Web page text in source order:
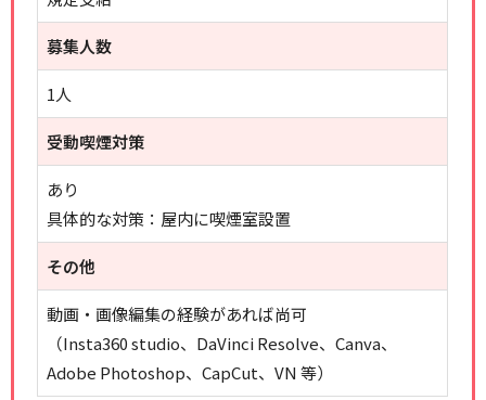
募集人数
1人
受動喫煙対策
あり
具体的な対策：屋内に喫煙室設置
その他
動画・画像編集の経験があれば尚可
（Insta360 studio、DaVinci Resolve、Canva、
Adobe Photoshop、CapCut、VN 等）